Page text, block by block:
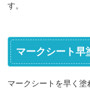
す。
マークシート早
マークシートを早く塗